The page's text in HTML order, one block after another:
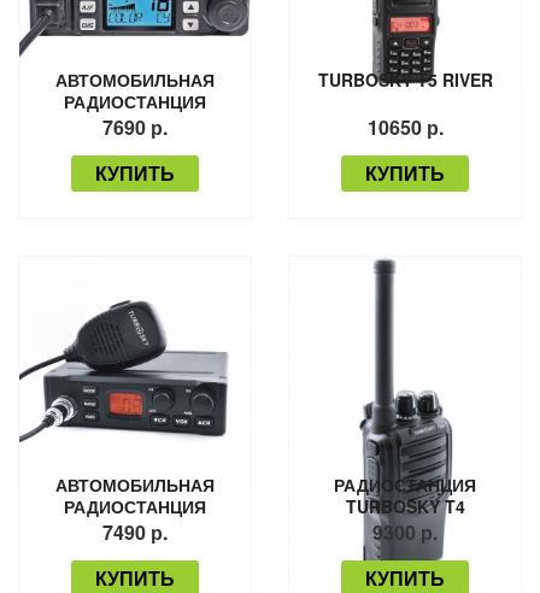
АВТОМОБИЛЬНАЯ
РАДИОСТАНЦИЯ
TURBOSKY CB-4
7690 р.
КУПИТЬ
TURBOSKY T5 RIVER
10650 р.
КУПИТЬ
АВТОМОБИЛЬНАЯ
РАДИОСТАНЦИЯ
TURBOSKY CB-3
7490 р.
КУПИТЬ
РАДИОСТАНЦИЯ
TURBOSKY T4
9300 р.
КУПИТЬ